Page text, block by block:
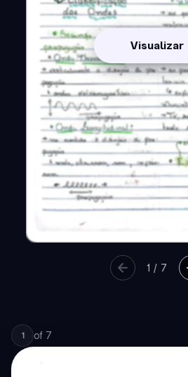
Visualizar
1 / 7
1 of 7